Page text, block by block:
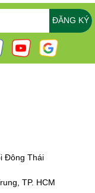
ĐĂNG KÝ
Đông Thái
TP. HCM